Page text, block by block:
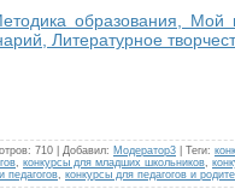
образования, Мой
Литературное
: 710 Добавил: Модератор3 Теги:
конкурсы для младших школьников
педагогов конкурсы для педагогов и